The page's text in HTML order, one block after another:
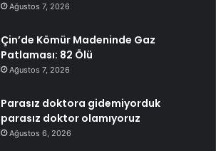
Ağustos 7, 2026
Çin’de Kömür Madeninde Gaz
Patlaması: 82 Ölü
Ağustos 7, 2026
Parasız doktora gidemiyorduk
parasız doktor olamıyoruz
Ağustos 6, 2026